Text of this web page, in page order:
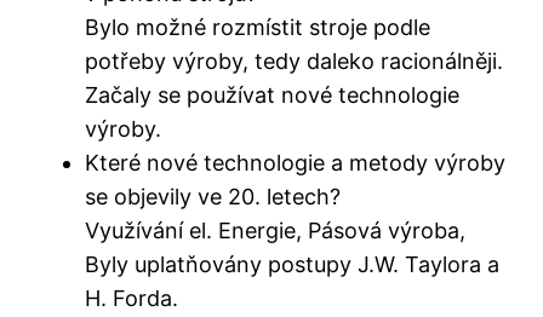
Bylo možné rozmístit stroje podle
potřeby výroby, tedy daleko racionálněji.
Začaly se používat nové technologie
výroby.
Které nové technologie a metody výroby
se objevily ve 20. letech?
Využívání el. Energie, Pásová výroba,
Byly uplatňovány postupy J.W. Taylora a
H. Forda.